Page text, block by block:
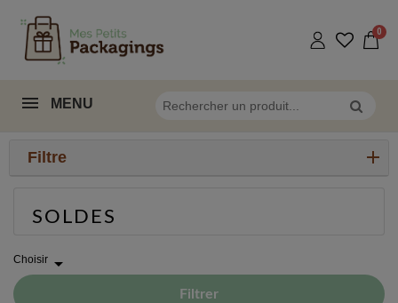
MENU
Filtre
SOLDES
Choisir 
Filtrer